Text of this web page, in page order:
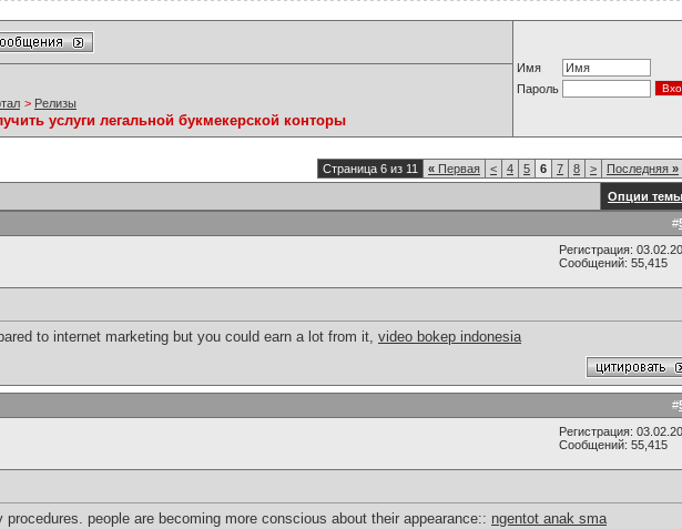
Имя
Пароль
> Релизы
услуги легальной букмекерской конторы
Страница 6 из 11 « Первая < 4 5 6 7 8 > Последняя »
Опции темы
#
Регистрация:
Сообщений: 55,415
to internet marketing but you could earn a lot from it, video bokep indonesia
#
Регистрация:
Сообщений: 55,415
people are becoming more conscious about their appearance:: ngentot anak sma